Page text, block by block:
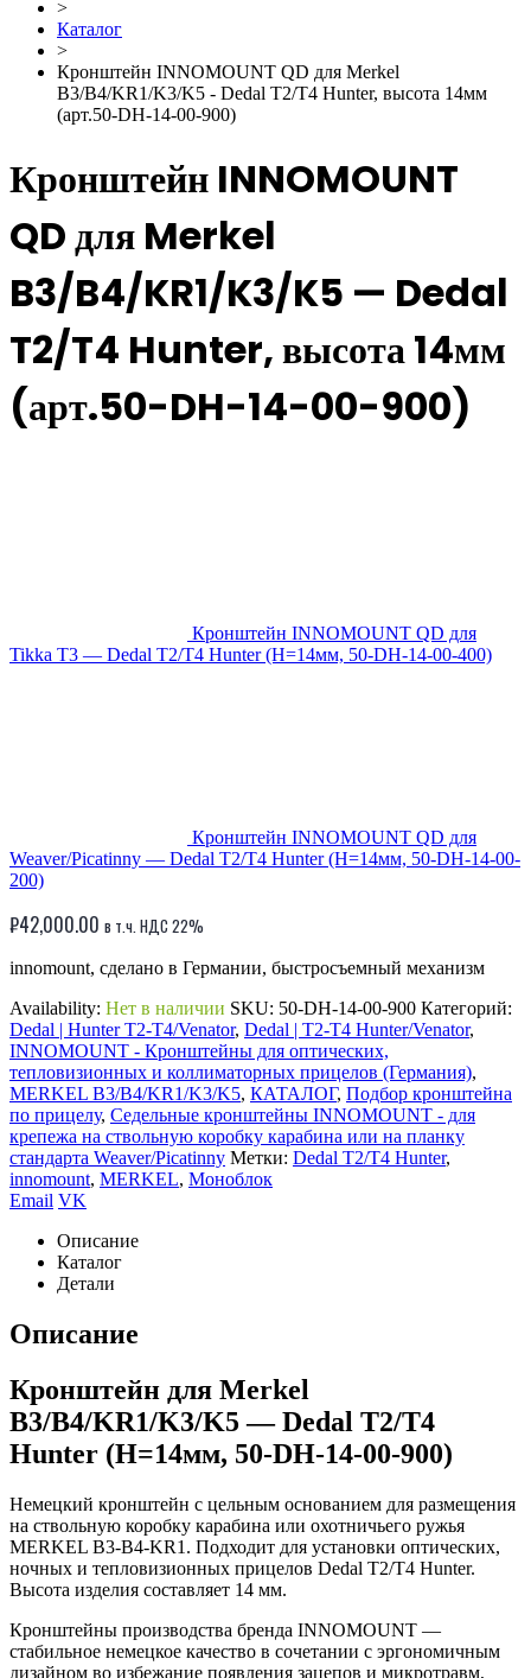
>
Каталог
>
Кронштейн INNOMOUNT QD для Merkel
B3/B4/KR1/K3/K5 - Dedal T2/T4 Hunter, высота 14мм
(арт.50-DH-14-00-900)
Кронштейн INNOMOUNT
QD для Merkel
B3/B4/KR1/K3/K5 — Dedal
T2/T4 Hunter, высота 14мм
(арт.50-DH-14-00-900)
Кронштейн INNOMOUNT QD для
Tikka T3 — Dedal T2/T4 Hunter (H=14мм, 50-DH-14-00-400)
Кронштейн INNOMOUNT QD для
Weaver/Picatinny — Dedal T2/T4 Hunter (H=14мм, 50-DH-14-00-
200)
₽42,000.00 в т.ч. НДС 22%
innomount, сделано в Германии, быстросъемный механизм
Availability: Нет в наличии SKU: 50-DH-14-00-900 Категорий:
Dedal | Hunter T2-T4/Venator, Dedal | T2-T4 Hunter/Venator,
INNOMOUNT - Кронштейны для оптических,
тепловизионных и коллиматорных прицелов (Германия),
MERKEL B3/B4/KR1/K3/K5, КАТАЛОГ, Подбор кронштейна
по прицелу, Седельные кронштейны INNOMOUNT - для
крепежа на ствольную коробку карабина или на планку
стандарта Weaver/Picatinny Метки: Dedal T2/T4 Hunter,
innomount, MERKEL, Моноблок
Email VK
Описание
Каталог
Детали
Описание
Кронштейн для Merkel
B3/B4/KR1/K3/K5 — Dedal T2/T4
Hunter (H=14мм, 50-DH-14-00-900)
Немецкий кронштейн с цельным основанием для размещения
на ствольную коробку карабина или охотничьего ружья
MERKEL B3-B4-KR1. Подходит для установки оптических,
ночных и тепловизионных прицелов Dedal T2/T4 Hunter.
Высота изделия составляет 14 мм.
Кронштейны производства бренда INNOMOUNT —
стабильное немецкое качество в сочетании с эргономичным
дизайном во избежание появления зацепов и микротравм,